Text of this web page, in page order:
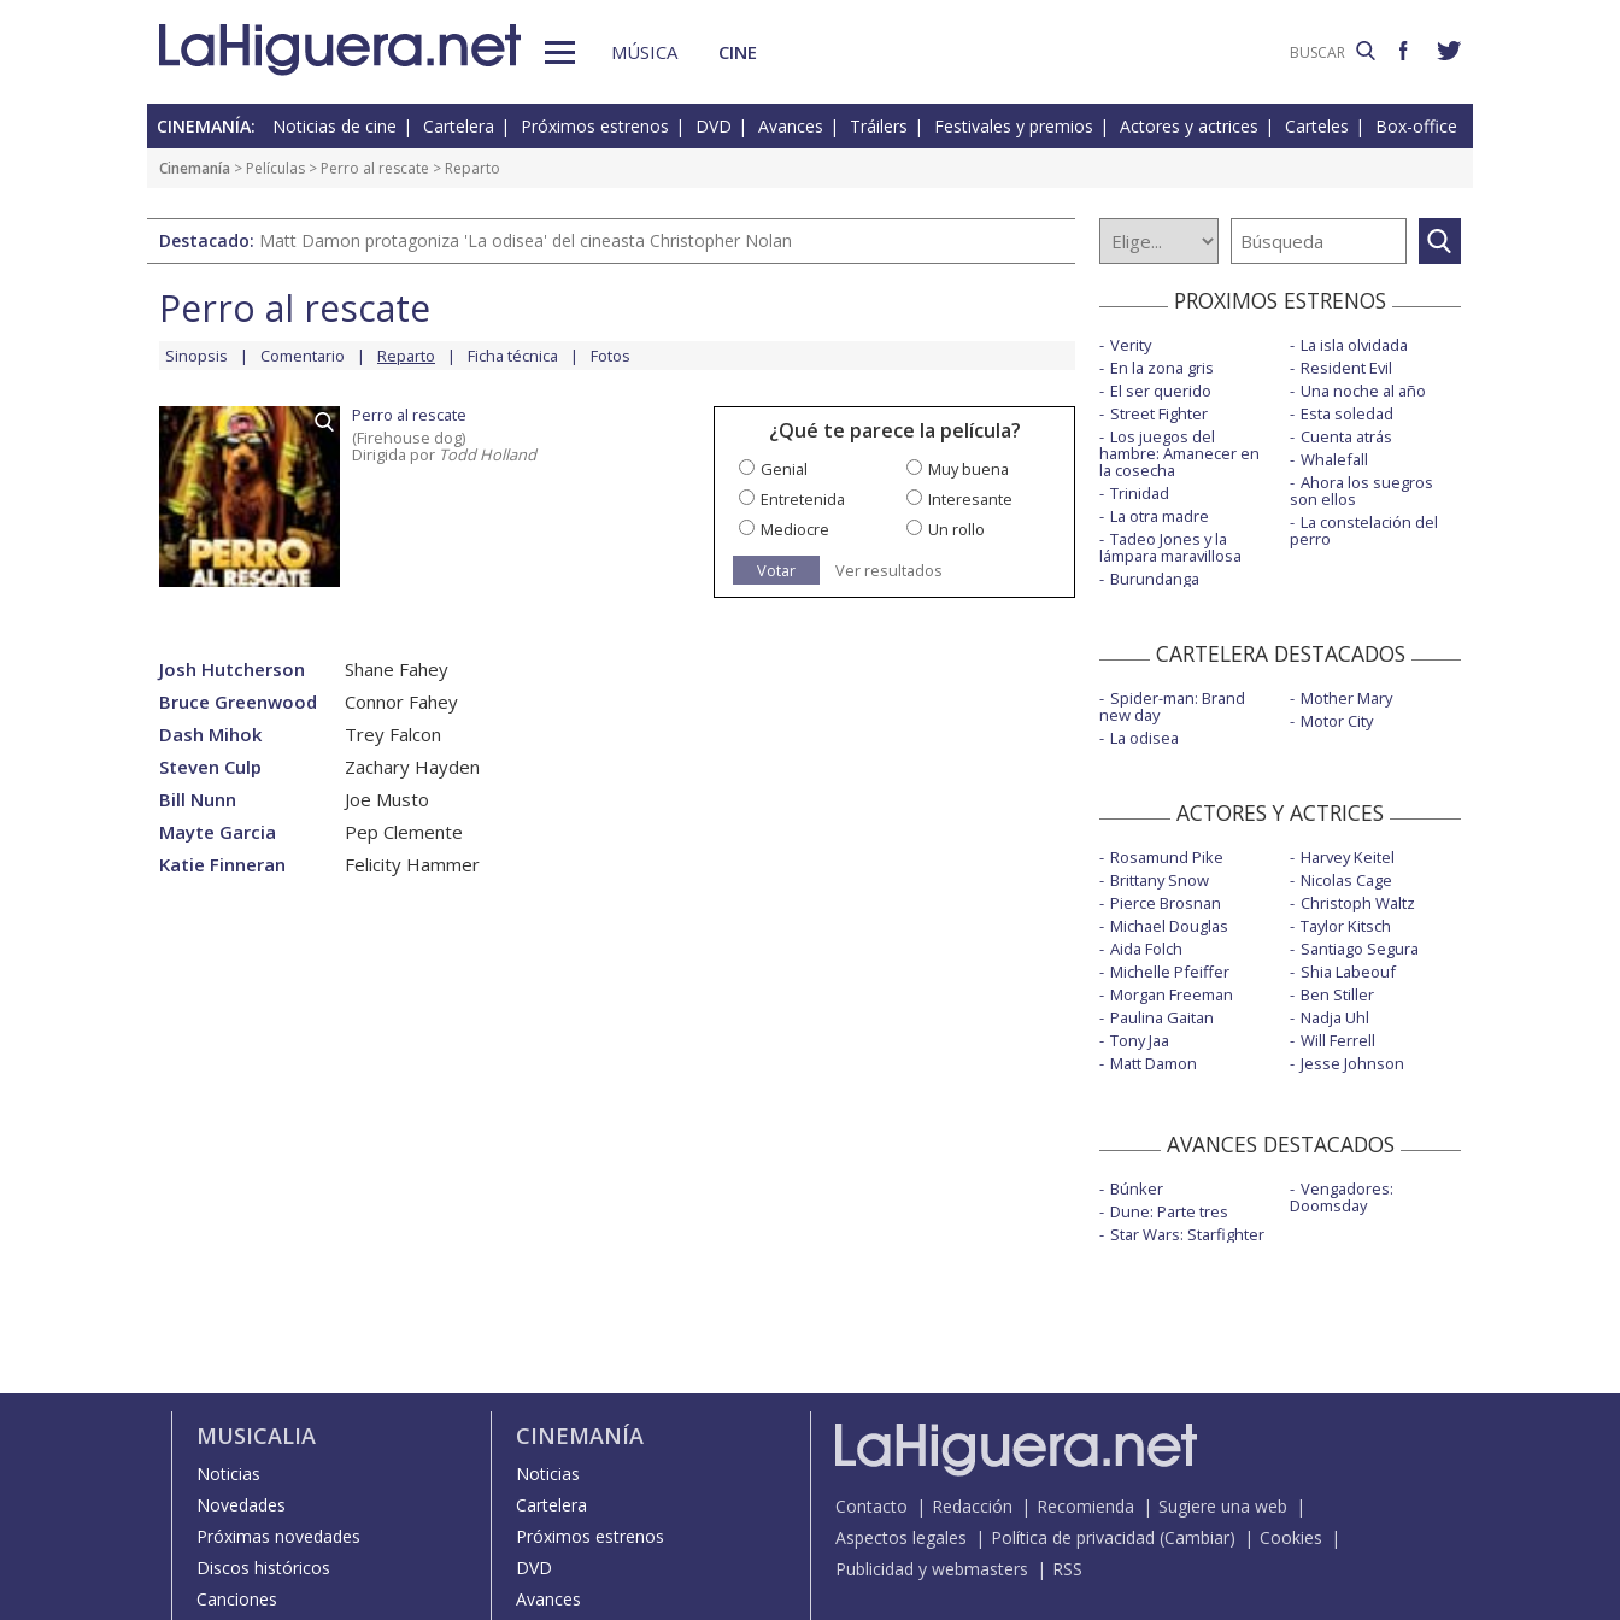
MÚSICA CINE
CINEMANÍA: Noticias de cine Cartelera Próximos estrenos DVD Avances Tráilers Festivales y premios Actores y actrices Carteles Box-office
Cinemanía > Películas > Perro al rescate > Reparto
Destacado: Matt Damon protagoniza 'La odisea' del cineasta Christopher Nolan
Perro al rescate
Sinopsis Comentario Reparto Ficha técnica Fotos
Perro al rescate
(Firehouse dog)
Dirigida por Todd Holland
¿Qué te parece la película?
Genial
Muy buena
Entretenida
Interesante
Mediocre
Un rollo
Votar
Ver resultados
Josh Hutcherson
Shane Fahey
Bruce Greenwood
Connor Fahey
Dash Mihok
Trey Falcon
Steven Culp
Zachary Hayden
Bill Nunn
Joe Musto
Mayte Garcia
Pep Clemente
Katie Finneran
Felicity Hammer
PROXIMOS ESTRENOS
Verity
En la zona gris
El ser querido
Street Fighter
Los juegos del
hambre: Amanecer en
la cosecha
Trinidad
La otra madre
Tadeo Jones y la
lámpara maravillosa
Burundanga
La isla olvidada
Resident Evil
Una noche al año
Esta soledad
Cuenta atrás
Whalefall
Ahora los suegros
son ellos
La constelación del
perro
CARTELERA DESTACADOS
Spider-man: Brand
new day
La odisea
Mother Mary
Motor City
ACTORES Y ACTRICES
Rosamund Pike
Brittany Snow
Pierce Brosnan
Michael Douglas
Aida Folch
Michelle Pfeiffer
Morgan Freeman
Paulina Gaitan
Tony Jaa
Matt Damon
Harvey Keitel
Nicolas Cage
Christoph Waltz
Taylor Kitsch
Santiago Segura
Shia Labeouf
Ben Stiller
Nadja Uhl
Will Ferrell
Jesse Johnson
AVANCES DESTACADOS
Búnker
Dune: Parte tres
Star Wars: Starfighter
Vengadores:
Doomsday
MUSICALIA
Noticias
Novedades
Próximas novedades
Discos históricos
Canciones
CINEMANÍA
Noticias
Cartelera
Próximos estrenos
DVD
Avances
Contacto Redacción Recomienda
Sugiere una web
Aspectos legales
Política de privacidad (Cambiar)
Cookies
Publicidad y webmasters
RSS